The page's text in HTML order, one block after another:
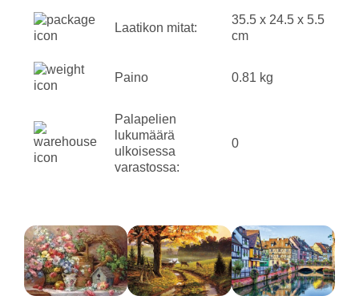
Laatikon mitat:
35.5 x 24.5 x 5.5
cm
Paino 0.81 kg
Palapelien
lukumäärä
ulkoisessa
varastossa:
0